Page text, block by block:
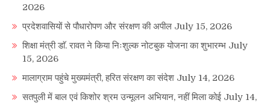
2026
प्रदेशवासियों से पौधारोपण और संरक्षण की अपील July 15, 2026
शिक्षा मंत्री डाॅ. रावत ने किया निःशुल्क नोटबुक योजना का शुभारम्भ July
15, 2026
मालाग्राम पहुंचे मुख्यमंत्री, हरित संरक्षण का संदेश July 14, 2026
सतपुली में बाल एवं किशोर श्रम उन्मूलन अभियान, नहीं मिला कोई July 14,